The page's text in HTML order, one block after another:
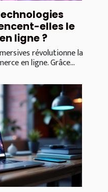
elles le
ligne ?
révolutionne la
en ligne. Grâce...